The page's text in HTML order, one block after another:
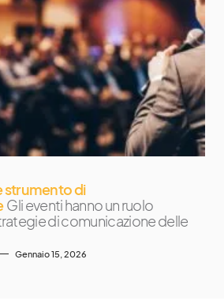
strumento di
Gli eventi hanno un ruolo
di comunicazione delle
Gennaio 15, 2026